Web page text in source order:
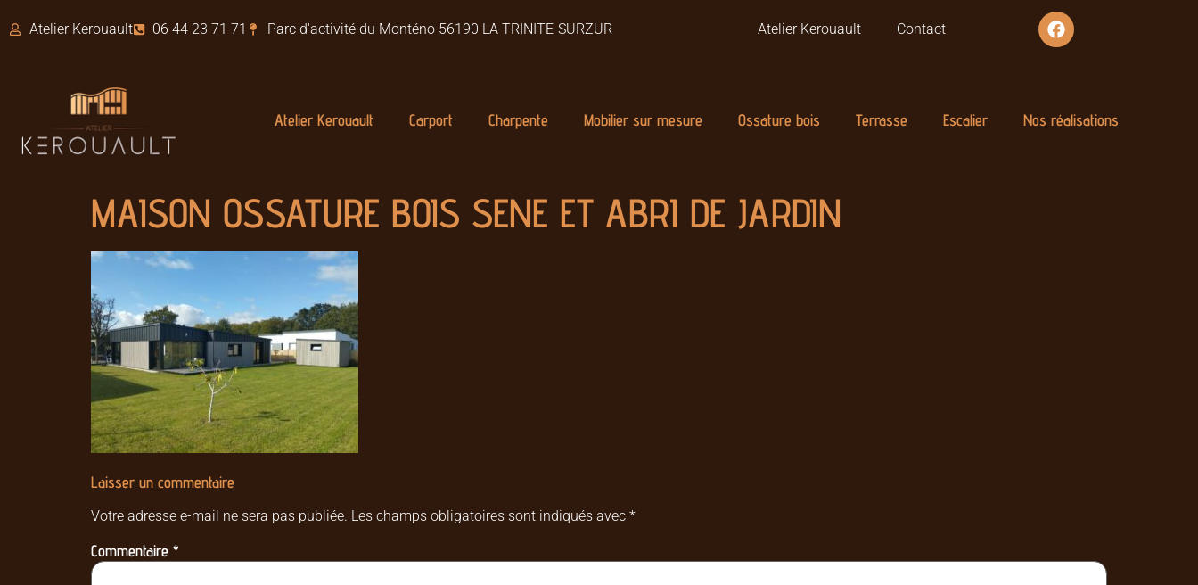
Atelier Kerouault 06 44 23 71 71 Parc d'activité du Monténo 56190 LA TRINITE-SURZUR Atelier Kerouault Contact
Atelier Kerouault Carport Charpente Mobilier sur mesure Ossature bois Terrasse Escalier Nos réalisations
MAISON OSSATURE BOIS SENE ET ABRI DE JARDIN
Laisser un commentaire
Votre adresse e-mail ne sera pas publiée. Les champs obligatoires sont indiqués avec *
Commentaire *